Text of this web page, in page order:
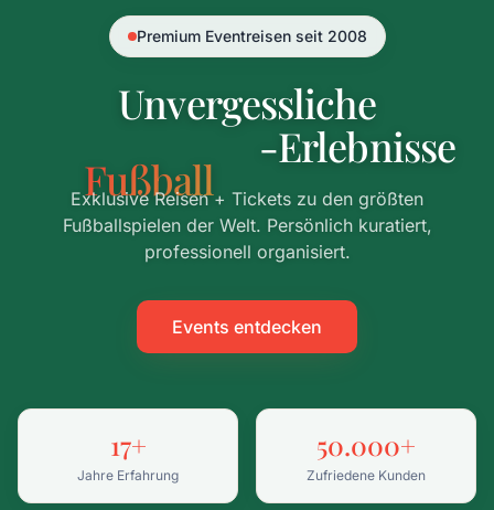
Premium Eventreisen seit 2008
Unvergessliche
Fußball
-Erlebnisse
Exklusive Reisen + Tickets zu den größten
Fußballspielen der Welt. Persönlich kuratiert,
professionell organisiert.
Events entdecken
17+
Jahre Erfahrung
50.000+
Zufriedene Kunden